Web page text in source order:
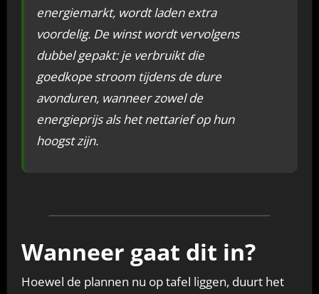
energiemarkt, wordt laden extra
voordelig. De winst wordt vervolgens
dubbel gepakt: je verbruikt die
goedkope stroom tijdens de dure
avonduren, wanneer zowel de
energieprijs als het nettarief op hun
hoogst zijn.
Wanneer gaat dit in?
Hoewel de plannen nu op tafel liggen, duurt het